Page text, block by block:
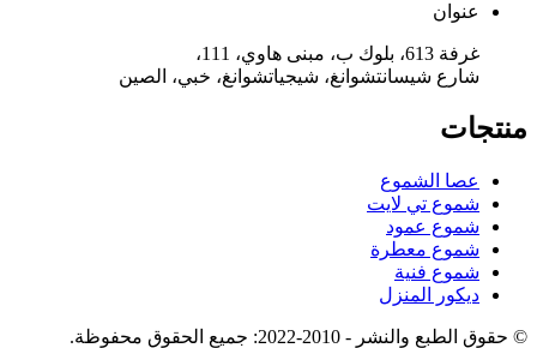
عنوان
غرفة 613، بلوك ب، مبنى هاوي، 111،
شارع شيسانتشوانغ، شيجياتشوانغ، خبي، الصين
منتجات
عصا الشموع
شموع تي لايت
شموع عمود
شموع معطرة
شموع فنية
ديكور المنزل
© حقوق الطبع والنشر - 2010-2022: جميع الحقوق محفوظة.